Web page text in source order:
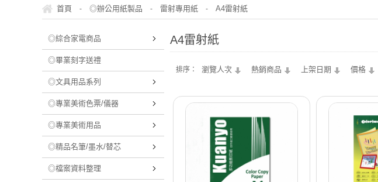
◎運動/休閒/樂器 ◎客製化禮贈品 ◎食品/零食/飲料
首頁 - ◎辦公用紙製品 - 雷射專用紙 - A4雷射紙
◎綜合家電商品
◎畢業刻字送禮
◎文具用品系列
◎專業美術色票/儀器
◎專業美術用品
◎精品名筆/墨水/替芯
◎檔案資料整理
A4雷射紙
排序： 瀏覽人次 熱銷商品 上架日期 價格